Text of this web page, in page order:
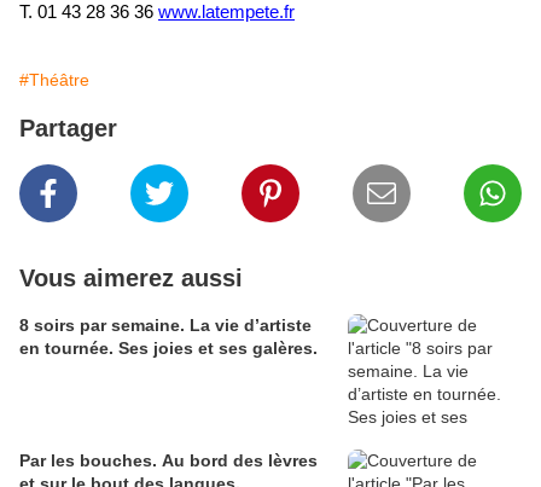
T. 01 43 28 36 36 www.latempete.fr
#Théâtre
Partager
Vous aimerez aussi
8 soirs par semaine. La vie d’artiste
en tournée. Ses joies et ses galères.
Par les bouches. Au bord des lèvres